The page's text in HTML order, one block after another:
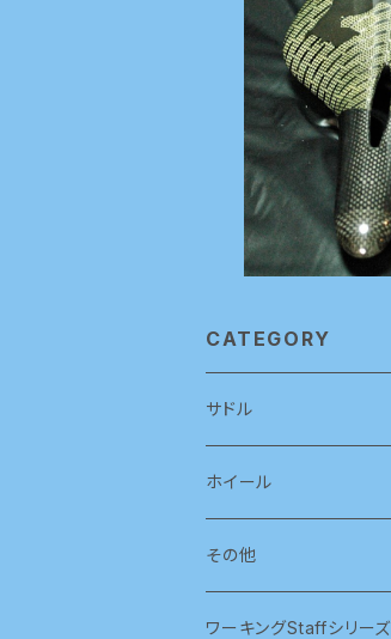
CATEGORY
サドル
ホイール
その他
ワーキングStaffシリーズ